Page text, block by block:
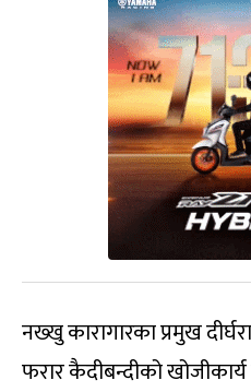
नख्खु कारागारका प्रमुख
फरार कैदीबन्दीको